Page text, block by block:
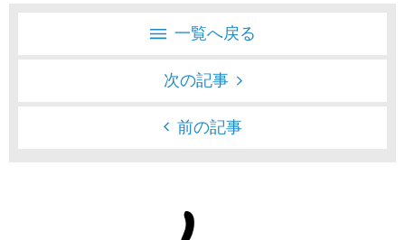
一覧へ戻る
次の記事
前の記事